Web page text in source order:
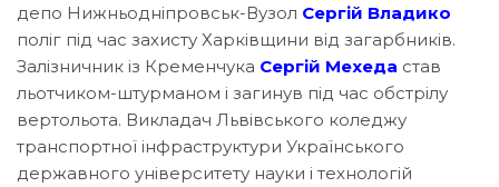
депо Нижньодніпровськ-Вузол Сергій Владико
поліг під час захисту Харківщини від загарбників.
Залізничник із Кременчука Сергій Мехеда став
льотчиком-штурманом і загинув під час обстрілу
вертольота. Викладач Львівського коледжу
транспортної інфраструктури Українського
державного університету науки і технологій